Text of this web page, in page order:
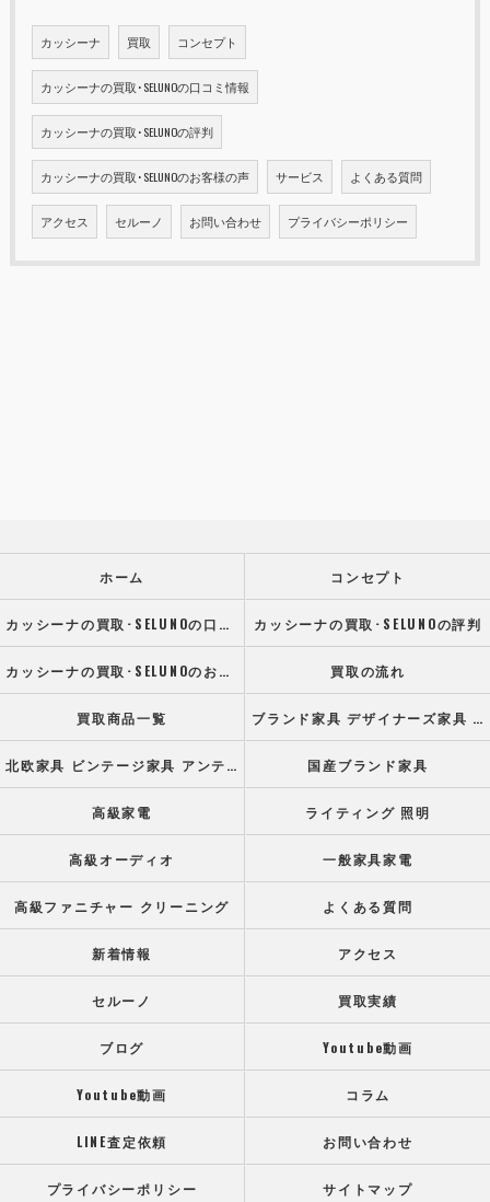
カッシーナ 買取 コンセプト
カッシーナの買取･SELUNOの口コミ情報
カッシーナの買取･SELUNOの評判
カッシーナの買取･SELUNOのお客様の声 サービス よくある質問
アクセス セルーノ お問い合わせ プライバシーポリシー
ホーム コンセプト
カッシーナの買取･SELUNOの口コミ情報 カッシーナの買取･SELUNOの評判
カッシーナの買取･SELUNOのお客様の声 買取の流れ
買取商品一覧 ブランド家具 デザイナーズ家具 高級オフィス家具
北欧家具 ビンテージ家具 アンティーク家具 国産ブランド家具
高級家電 ライティング 照明
高級オーディオ 一般家具家電
高級ファニチャー クリーニング よくある質問
新着情報 アクセス
セルーノ 買取実績
ブログ Youtube動画
Youtube動画 コラム
LINE査定依頼 お問い合わせ
プライバシーポリシー サイトマップ